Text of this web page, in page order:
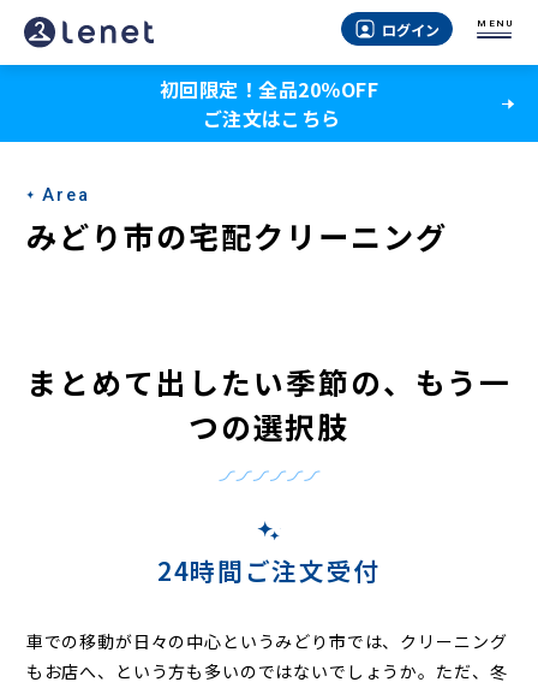
み
ど
市
の
宅
リ
ー
ログイン MENU
初回限定！全品20％OFF
ご注文はこちら
Area
みどり市の宅配クリーニング
まとめて出したい季節の、もう一
つの選択肢
24時間ご注文受付
車での移動が日々の中心というみどり市では、クリーニング
もお店へ、という方も多いのではないでしょうか。ただ、冬